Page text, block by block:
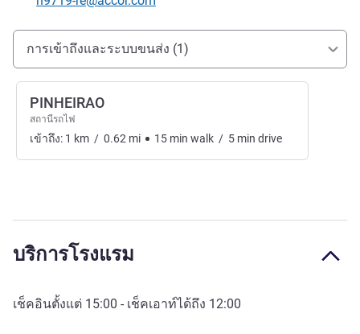
การเข้าถึงและการเดินทาง
การเข้าถึงและระบบขนส่ง (1)
PINHEIRAO
สถานีรถไฟ
เข้าถึง: 1 km / 0.62 mi 15 min walk / 5 min drive
บริการโรงแรม
เช็คอินตั้งแต่ 15:00 - เช็คเอาท์ได้ถึง 12:00